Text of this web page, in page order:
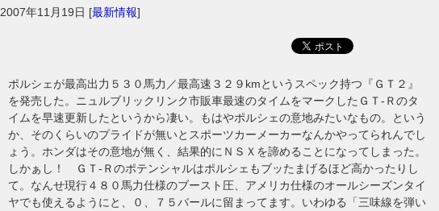
2007年11月19日 [最新情報]
ポルシェが最高出力５３０馬力／最高速３２９kmというスペック持つ『ＧＴ２』
を発売した。ニュルブリックリンク市販車最速のタイムをマークしたＧＴ-Ｒのタ
イムを早速更新したというから凄い。もはやポルシェの意地みたいなもの。という
か、そのくらいのプライドが無いとスポーツカーメーカーなんかやってられんでし
ょう。ホンダはその意地が無く、結果的にＮＳＸを諦めることになってしまった。
しかぁし！ ＧＴ-Ｒのポテンシャルはポルシェもブッたまげるほど高かったりし
て。なんせ現行４８０馬力仕様のブースト圧、アメリカ仕様のオールシーズンタイ
ヤでも使えるようにと、０、７５バールに留まってます。いわゆる「三味線を弾い